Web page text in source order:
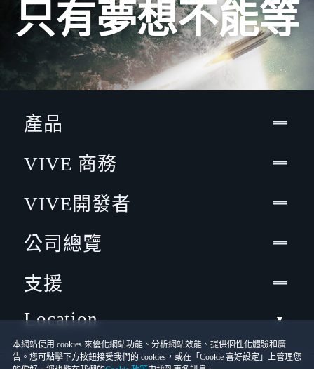
只有夢想不能等
本網站使用 cookies 來優化網站功能、分析網站效能、提供個性化體驗和廣
告。您可點擊下方按鈕接受我們的 cookies，或在「Cookie 喜好設定」上管理您
產品
VIVE 商務
VIVE開發者
公司總覽
支援
Location